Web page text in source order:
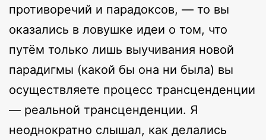
противоречий и парадоксов, — то вы
оказались в ловушке идеи о том, что
путём только лишь выучивания новой
парадигмы (какой бы она ни была) вы
осуществляете процесс трансценденции
— реальной трансценденции. Я
неоднократно слышал, как делались